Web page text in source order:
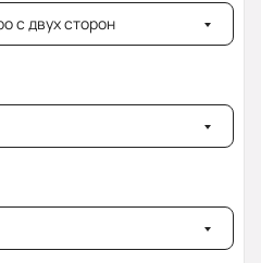
с двух сторон